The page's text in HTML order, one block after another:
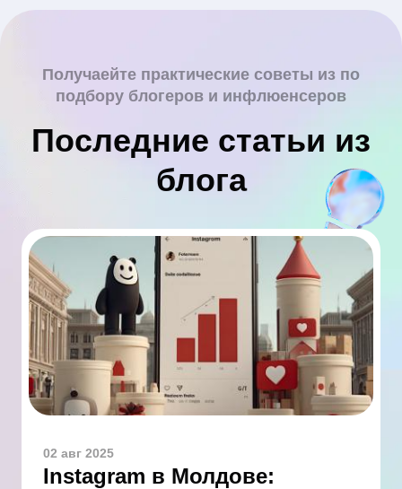
Получаейте практические советы из по
подбору блогеров и инфлюенсеров
Последние статьи из
блога
02 авг 2025
Instagram в Молдове: